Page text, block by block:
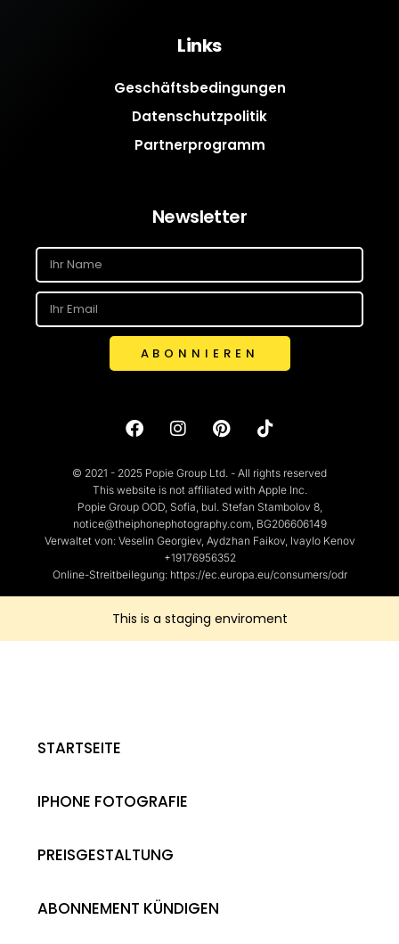
Links
Geschäftsbedingungen
Datenschutzpolitik
Partnerprogramm
Newsletter
ABONNIEREN
© 2021 - 2025 Popie Group Ltd. - All rights reserved
This website is not affiliated with Apple Inc.
Popie Group OOD, Sofia, bul. Stefan Stambolov 8,
notice@theiphonephotography.com, BG206606149
Verwaltet von: Veselin Georgiev, Aydzhan Faikov, Ivaylo Kenov
+19176956352
Online-Streitbeilegung: https://ec.europa.eu/consumers/odr
This is a staging enviroment
STARTSEITE
IPHONE FOTOGRAFIE
PREISGESTALTUNG
ABONNEMENT KÜNDIGEN